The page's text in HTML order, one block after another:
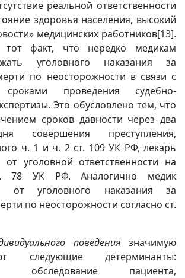
реальной ответственности
здоровья населения, высокий
медицинских работников[13].
тот факт, что нередко медикам
уголовного наказания за
по неосторожности в связи с
сроками проведения судебно-
Это обусловлено тем, что
сроков давности через два
совершения преступления,
ч. 1 и ч. 2 ст. 109 УК РФ, лекарь
от уголовной ответственности на
78 УК РФ. Аналогично медик
от уголовного наказания за
по неосторожности согласно ст.
поведения значимую
следующие детерминанты:
обследование пациента,